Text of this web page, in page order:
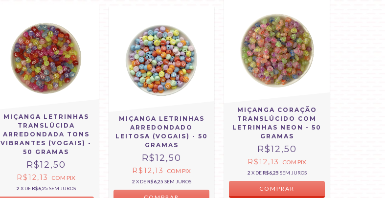
MIÇANGA LETRINHAS
TRANSLÚCIDA
ARREDONDADA TONS
VIBRANTES (VOGAIS) -
50 GRAMAS
R$12,50
R$12,13 COM PIX
2 X DER$6,25 SEM JUROS
MIÇANGA LETRINHAS
ARREDONDADO
LEITOSA (VOGAIS) - 50
GRAMAS
R$12,50
R$12,13 COM PIX
2 X DER$6,25 SEM JUROS
MIÇANGA CORAÇÃO
TRANSLÚCIDO COM
LETRINHAS NEON - 50
GRAMAS
R$12,50
R$12,13 COM PIX
2 X DER$6,25 SEM JUROS